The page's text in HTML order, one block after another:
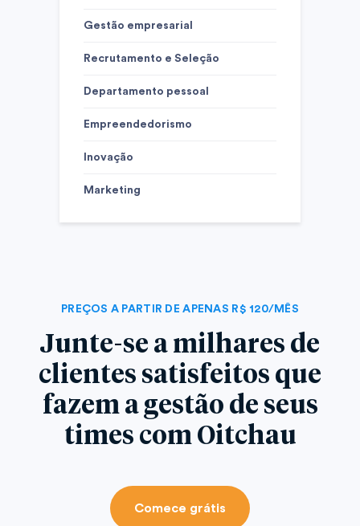
Gestão empresarial
Recrutamento e Seleção
Departamento pessoal
Empreendedorismo
Inovação
Marketing
PREÇOS A PARTIR DE APENAS R$ 120/MÊS
Junte-se a milhares de
clientes satisfeitos que
fazem a gestão de seus
times com Oitchau
Comece grátis